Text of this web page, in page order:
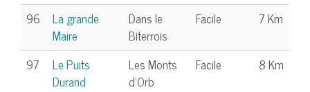
96
La grande
Maire
Dans le
Biterrois
Facile 7 Km
97
Le Puits
Durand
Les Monts
d'Orb
Facile 8 Km